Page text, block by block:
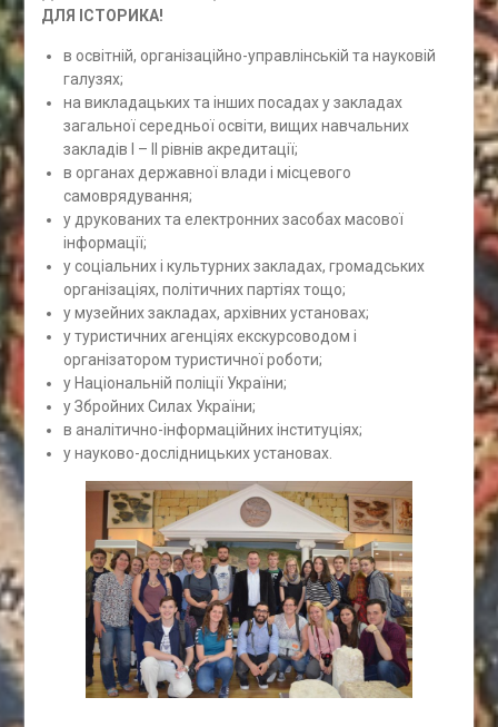
ДЛЯ ІСТОРИКА!
в освітній, організаційно-управлінській та науковій
галузях;
на викладацьких та інших посадах у закладах
загальної середньої освіти, вищих навчальних
закладів I – II рівнів акредитації;
в органах державної влади і місцевого
самоврядування;
у друкованих та електронних засобах масової
інформації;
у соціальних і культурних закладах, громадських
організаціях, політичних партіях тощо;
у музейних закладах, архівних установах;
у туристичних агенціях екскурсоводом і
організатором туристичної роботи;
у Національній поліції України;
у Збройних Силах України;
в аналітично-інформаційних інституціях;
у науково-дослідницьких установах.